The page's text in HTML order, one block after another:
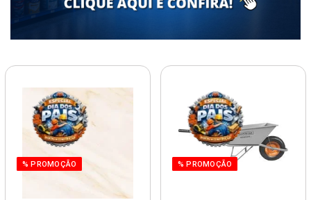
% PROMOÇÃO % PROMOÇÃO